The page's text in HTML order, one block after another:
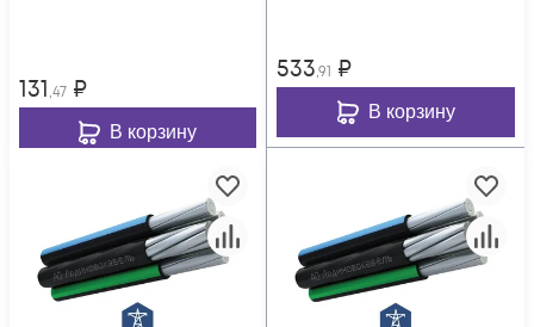
131,47 ₽
В корзину
533,91 ₽
В корзину